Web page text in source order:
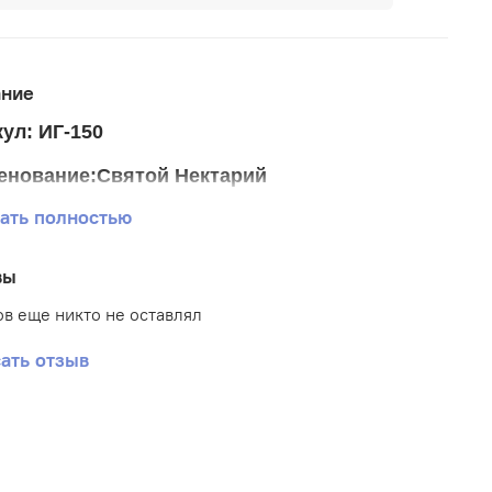
ИГ-150
Нектарий
ткани 20*24 см
Иконы
Габардин
полностью
еще никто не оставлял
отзыв